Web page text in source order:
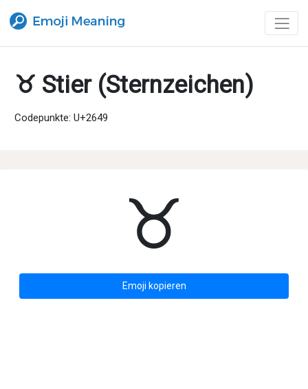
♉ Stier (Sternzeichen)
Codepunkte: U+2649
♉
Emoji kopieren